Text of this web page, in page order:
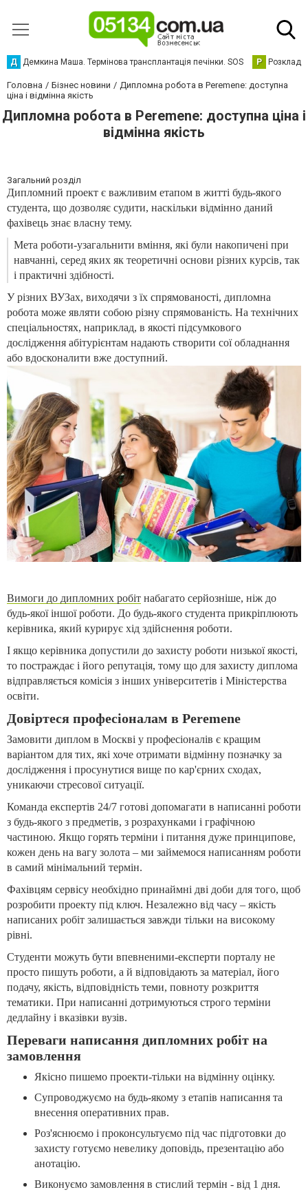
Д Демкина Маша. Термінова трансплантація печінки. SOS Р Розклад
Головна Бізнес новини
Дипломна робота в Peremene: доступна
ціна і відмінна якість
Дипломна робота в Peremene: доступна ціна і
відмінна якість
Загальний розділ
Дипломний проект є важливим етапом в житті будь-якого
студента, що дозволяє судити, наскільки відмінно даний
фахівець знає власну тему.
Мета роботи-узагальнити вміння, які були накопичені при
навчанні, серед яких як теоретичні основи різних курсів, так
і практичні здібності.
У різних ВУЗах, виходячи з їх спрямованості, дипломна
робота може являти собою різну спрямованість. На технічних
спеціальностях, наприклад, в якості підсумкового
дослідження абітурієнтам надають створити сої обладнання
або вдосконалити вже доступний.
Вимоги до дипломних робіт набагато серйозніше, ніж до
будь-якої іншої роботи. До будь-якого студента прикріплюють
керівника, який курирує хід здійснення роботи.
І якщо керівника допустили до захисту роботи низької якості,
то постраждає і його репутація, тому що для захисту диплома
відправляється комісія з інших університетів і Міністерства
освіти.
Довіртеся професіоналам в Peremene
Замовити диплом в Москві у професіоналів є кращим
варіантом для тих, які хоче отримати відмінну позначку за
дослідження і просунутися вище по кар'єрних сходах,
уникаючи стресової ситуації.
Команда експертів 24/7 готові допомагати в написанні роботи
з будь-якого з предметів, з розрахунками і графічною
частиною. Якщо горять терміни і питання дуже принципове,
кожен день на вагу золота – ми займемося написанням роботи
в самий мінімальний термін.
Фахівцям сервісу необхідно принаймні дві доби для того, щоб
розробити проекту під ключ. Незалежно від часу – якість
написаних робіт залишається завжди тільки на високому
рівні.
Студенти можуть бути впевненими-експерти порталу не
просто пишуть роботи, а й відповідають за матеріал, його
подачу, якість, відповідність теми, повноту розкриття
тематики. При написанні дотримуються строго терміни
дедлайну і вказівки вузів.
Переваги написання дипломних робіт на
замовлення
Якісно пишемо проекти-тільки на відмінну оцінку.
Супроводжуємо на будь-якому з етапів написання та
внесення оперативних прав.
Роз'яснюємо і проконсультуємо під час підготовки до
захисту готуємо невелику доповідь, презентацію або
анотацію.
Виконуємо замовлення в стислий термін - від 1 дня.